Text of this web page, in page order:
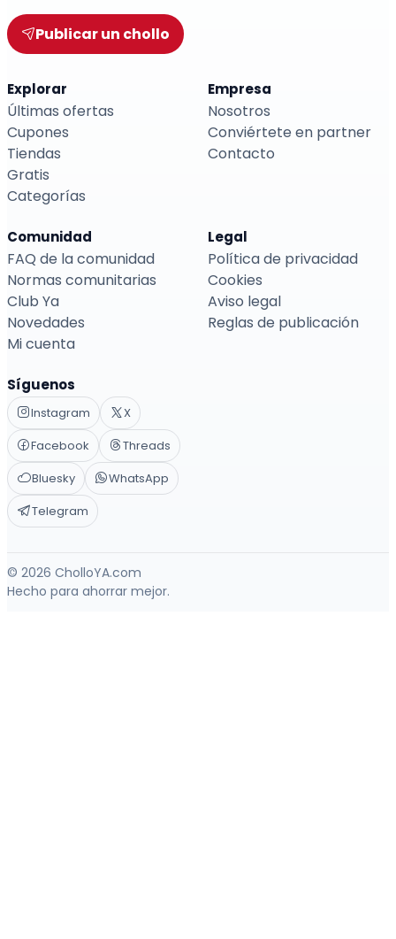
Publicar un chollo
Explorar
Últimas ofertas
Cupones
Tiendas
Gratis
Categorías
Empresa
Nosotros
Conviértete en partner
Contacto
Comunidad
FAQ de la comunidad
Normas comunitarias
Club Ya
Novedades
Mi cuenta
Legal
Política de privacidad
Cookies
Aviso legal
Reglas de publicación
Síguenos
Instagram
X
Facebook
Threads
Bluesky
WhatsApp
Telegram
© 2026 CholloYA.com
Hecho para ahorrar mejor.